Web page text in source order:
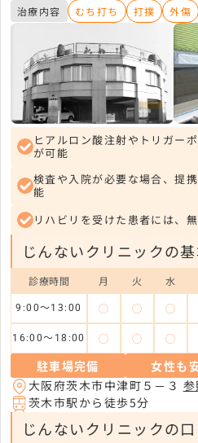
治療内容 むち打ち 打撲 外傷
ヒアルロン酸注射やトリガー
が可能
検査や入院が必要な場合、提
能
リハビリを受けた患者には、
じんないクリニックの
診療時間 月 火 水
9:00～13:00 ◯ ◯ ◯
16:00～18:00 ◯ ◯ ◯
駐車場完備 女性も
大阪府茨木市中津町５－３ 参
茨木市駅から徒歩5分
じんないクリニックの口